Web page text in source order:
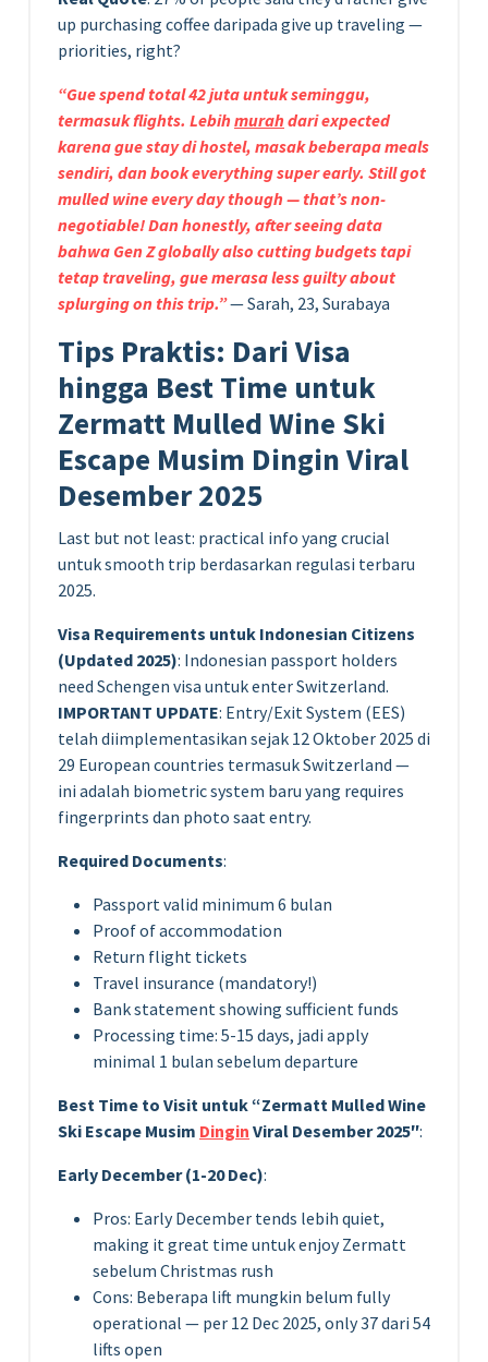
up purchasing coffee daripada give up traveling —
priorities, right?
“Gue spend total 42 juta untuk seminggu,
termasuk flights. Lebih murah dari expected
karena gue stay di hostel, masak beberapa meals
sendiri, dan book everything super early. Still got
mulled wine every day though — that’s non-
negotiable! Dan honestly, after seeing data
bahwa Gen Z globally also cutting budgets tapi
tetap traveling, gue merasa less guilty about
splurging on this trip.”— Sarah, 23, Surabaya
Tips Praktis: Dari Visa
hingga Best Time untuk
Zermatt Mulled Wine Ski
Escape Musim Dingin Viral
Desember 2025
Last but not least: practical info yang crucial
untuk smooth trip berdasarkan regulasi terbaru
2025.
Visa Requirements untuk Indonesian Citizens
(Updated 2025): Indonesian passport holders
need Schengen visa untuk enter Switzerland.
IMPORTANT UPDATE: Entry/Exit System (EES)
telah diimplementasikan sejak 12 Oktober 2025 di
29 European countries termasuk Switzerland —
ini adalah biometric system baru yang requires
fingerprints dan photo saat entry.
Required Documents:
Passport valid minimum 6 bulan
Proof of accommodation
Return flight tickets
Travel insurance (mandatory!)
Bank statement showing sufficient funds
Processing time: 5-15 days, jadi apply
minimal 1 bulan sebelum departure
Best Time to Visit untuk “Zermatt Mulled Wine
Ski Escape Musim Dingin Viral Desember 2025″:
Early December (1-20 Dec):
Pros: Early December tends lebih quiet,
making it great time untuk enjoy Zermatt
sebelum Christmas rush
Cons: Beberapa lift mungkin belum fully
operational — per 12 Dec 2025, only 37 dari 54
lifts open